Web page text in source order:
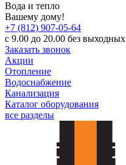
Вода и тепло
Вашему дому!
+7 (812) 907-05-64
с 9.00 до 20.00 без выходных
Заказать звонок
Акции
Отопление
Водоснабжение
Канализация
Каталог оборудования
все разделы